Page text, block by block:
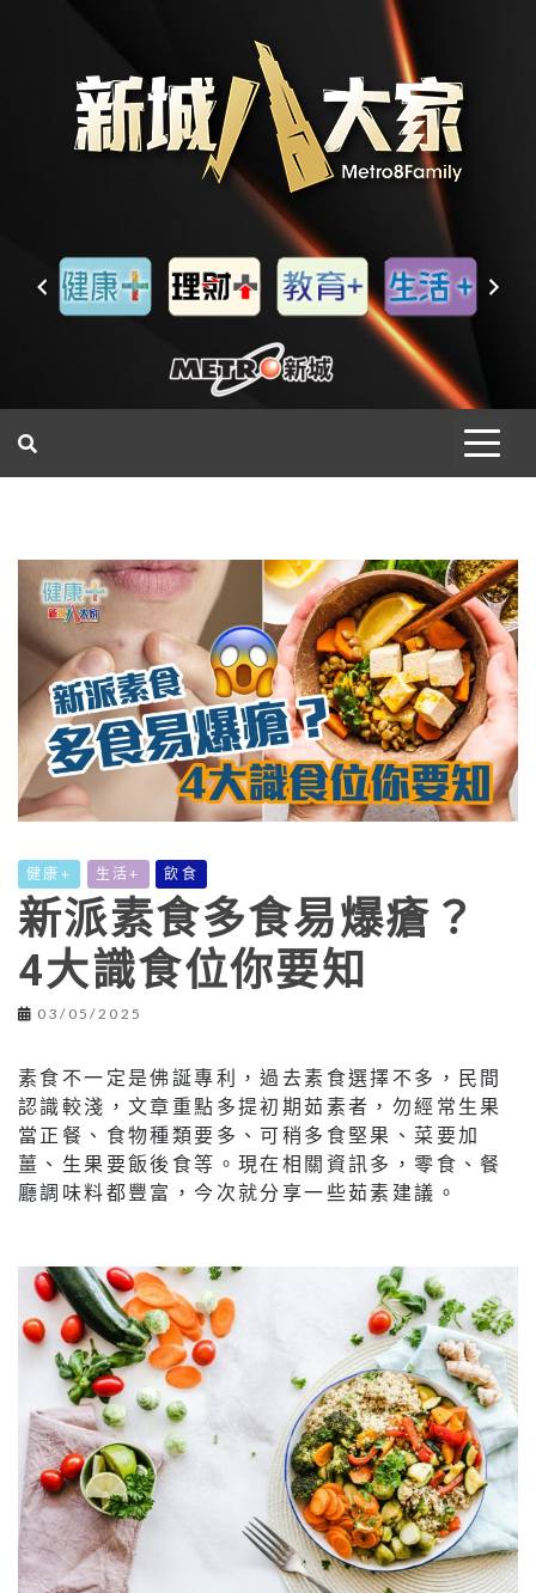
健康+ 生活+ 飲食
新派素食多食易爆瘡？
4大識食位你要知
03/05/2025
素食不一定是佛誕專利，過去素食選擇不多，民間
認識較淺，文章重點多提初期茹素者，勿經常生果
當正餐、食物種類要多、可稍多食堅果、菜要加
薑、生果要飯後食等。現在相關資訊多，零食、餐
廳調味料都豐富，今次就分享一些茹素建議。